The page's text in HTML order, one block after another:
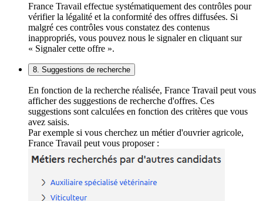
France Travail effectue systématiquement des contrôles pour
vérifier la légalité et la conformité des offres diffusées. Si
malgré ces contrôles vous constatez des contenus
inappropriés, vous pouvez nous le signaler en cliquant sur
« Signaler cette offre ».
8. Suggestions de recherche
En fonction de la recherche réalisée, France Travail peut vous
afficher des suggestions de recherche d'offres. Ces
suggestions sont calculées en fonction des critères que vous
avez saisis.
Par exemple si vous cherchez un métier d'ouvrier agricole,
France Travail peut vous proposer :